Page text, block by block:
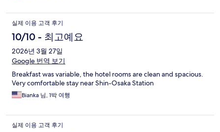
실제 이용 고객 후기
10/10 - 최고예요
2026년 3월 27일
Google 번역 보기
Breakfast was variable, the hotel rooms are clean and spacious.
Very comfortable stay near Shin-Osaka Station
Bianka 님, 1박 여행
실제 이용 고객 후기